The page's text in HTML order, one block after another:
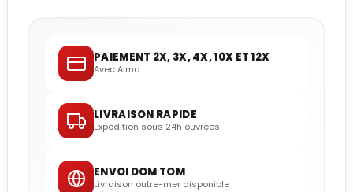
PAIEMENT 2X, 3X, 4X, 10X ET 12X
Avec Alma
LIVRAISON RAPIDE
Expédition sous 24h ouvrées
ENVOI DOM TOM
Livraison outre-mer disponible